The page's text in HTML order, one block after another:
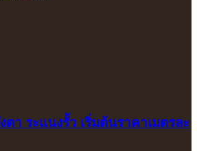
ตา ระแนงรั้ว เริ่มต้นราคาเมตรละ